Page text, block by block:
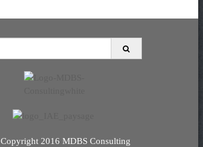
Copyright 2016 MDBS Consulting